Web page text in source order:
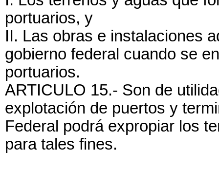
portuarios, y
II. Las obras e instalaciones
gobierno federal cuando se
portuarios.
ARTICULO 15.- Son de
explotación de puertos y
Federal podrá expropiar los
para tales fines.